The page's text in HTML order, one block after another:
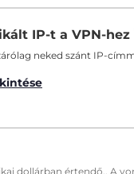
IP-t a VPN-hez
neked szánt IP-
dollárban értendő.. A